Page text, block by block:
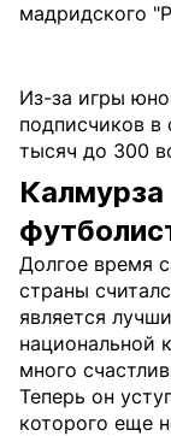
мадридского
Из-за игры
подписчиков в
тысяч до 300
Долгое время
страны
является
национальной
много
Теперь он
которого еще